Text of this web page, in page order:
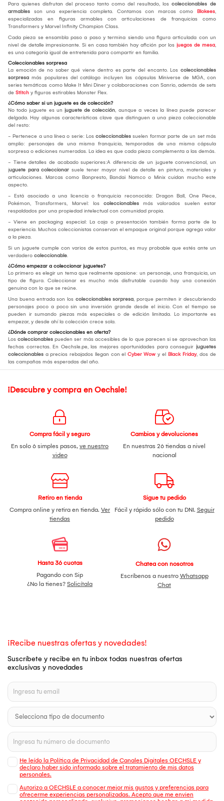
Para quienes disfrutan del proceso tanto como del resultado, los coleccionables de
armables son una experiencia completa. Contamos con marcas como Blokees,
especializadas en figuras armables con articulaciones de franquicias como
Transformers y Marvel Infinity Champion Class.
Cada pieza se ensambla paso a paso y termina siendo una figura articulada con un
nivel de detalle impresionante. Si en casa también hay afición por los juegos de mesa,
es una categoría igual de entretenida para compartir en familia.
Coleccionables sorpresa
La emoción de no saber qué viene dentro es parte del encanto. Los coleccionables
sorpresa más populares del catálogo incluyen las cápsulas Miniverse de MGA, con
series temáticas como Make It Mini Diner y colaboraciones con Sanrio, además de sets
de Stitch y figuras estirables Monster Flex.
¿Cómo saber si un juguete es de colección?
No todo juguete es un juguete de colección, aunque a veces la línea puede parecer
delgada. Hay algunas características clave que distinguen a una pieza coleccionable
del resto:
- Pertenece a una línea o serie: Los coleccionables suelen formar parte de un set más
amplio: personajes de una misma franquicia, temporadas de una misma cápsula
sorpresa o ediciones numeradas. La idea es que cada pieza complementa a las demás.
- Tiene detalles de acabado superiores:A diferencia de un juguete convencional, un
juguete para coleccionar suele tener mayor nivel de detalle en pintura, materiales y
articulaciones. Marcas como Banpresto, Bandai Namco o Minix cuidan mucho este
aspecto.
- Está asociado a una licencia o franquicia reconocida: Dragon Ball, One Piece,
Pokémon, Transformers, Marvel: los coleccionables más valorados suelen estar
respaldados por una propiedad intelectual con comunidad propia.
- Viene en packaging especial: La caja o presentación también forma parte de la
experiencia. Muchos coleccionistas conservan el empaque original porque agrega valor
a la pieza.
Si un juguete cumple con varios de estos puntos, es muy probable que estés ante un
verdadero coleccionable.
¿Cómo empezar a coleccionar juguetes?
Lo primero es elegir un tema que realmente apasione: un personaje, una franquicia, un
tipo de figura. Coleccionar es mucho más disfrutable cuando hay una conexión
genuina con lo que se reúne.
Una buena entrada son los coleccionables sorpresa, porque permiten ir descubriendo
personajes poco a poco sin una inversión grande desde el inicio. Con el tiempo se
pueden ir sumando piezas más especiales o de edición limitada. Lo importante es
empezar, y desde ahí la colección crece sola.
¿Dónde comprar coleccionables en oferta?
Los coleccionables pueden ser más accesibles de lo que parecen si se aprovechan las
fechas correctas. En Oechsle.pe, las mejores oportunidades para conseguir juguetes
coleccionables a precios rebajados llegan con el Cyber Wow y el Black Friday, dos de
las campañas más esperadas del año.
¡Descubre y compra en Oechsle!
Compra fácil y seguro
En solo 6 simples pasos, ve nuestro
video
Cambios y devoluciones
En nuestras 26 tiendas a nivel
nacional
Retiro en tienda
Compra online y retira en tienda. Ver
tiendas
Sigue tu pedido
Fácil y rápido sólo con tu DNI. Seguir
pedido
Hasta 36 cuotas
Pagando con Sip
¿No la tienes? Solicítala
Chatea con nosotros
Escríbenos a nuestro Whatsapp
Chat
¡Recibe nuestras ofertas y novedades!
Suscríbete y recibe en tu inbox todas nuestras ofertas
exclusivas y novedades
He leído la Política de Privacidad de Canales Digitales OECHSLE y
declaro haber sido informado sobre el tratamiento de mis datos
personales.
Autorizo a OECHSLE a conocer mejor mis gustos y preferencias para
ofrecerme experiencias personalizadas. Acepto que me envien